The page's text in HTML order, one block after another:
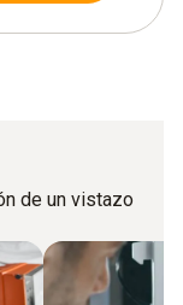
de un vistazo